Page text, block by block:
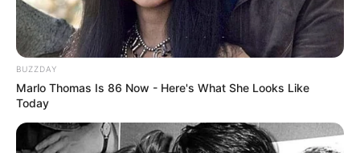
Hier geht es zu den
Deutschlandund hier gibt esTipps für weltweite
Reiseziele
über dieInsel der Dämonen, Monster, Drachen, Götter
und tausend Tempelsowie dieOstküste von Australien
BUZZDAY
Marlo Thomas Is 86 Now - Here's What She Looks Like
Today